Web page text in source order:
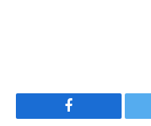
Facebook